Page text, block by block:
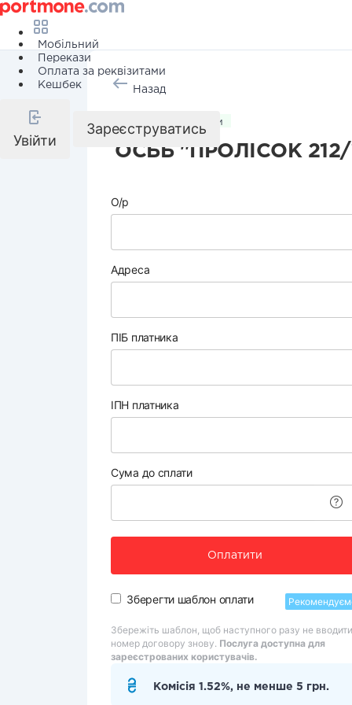
Мобільний
Перекази
Оплата за реквізитами
Кешбек
Увійти
Зареєструватись
Назад
Комунальні послуги
ОСББ "ПРОЛІСОК 212/
О/р
Адреса
ПІБ платника
ІПН платника
Сума до сплати
Оплатити
Зберегти шаблон оплати
Збережіть шаблон, щоб наступного разу не вводити
номер договору знову. Послуга доступна для
зареєстрованих користувачів.
Комісія 1.52%, не менше 5 грн.